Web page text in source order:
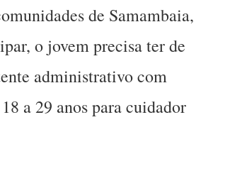
de Samambaia,
o jovem precisa ter de
administrativo com
a 29 anos para cuidador